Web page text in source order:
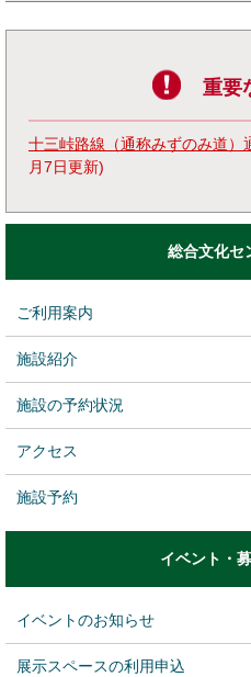
重要
十三峠路線（通称みずのみ道）
月7日更新
総合文化セ
ご利用案内
施設紹介
施設の予約状況
アクセス
施設予約
イベント・
イベントのお知らせ
展示スペースの利用申込